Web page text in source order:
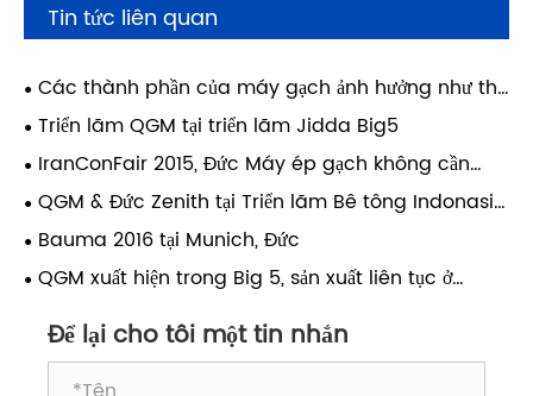
Tin tức liên quan
Các thành phần của máy gạch ảnh hưởng như thế
nào đến độ bền của vật liệu xây dựng?
Triển lãm QGM tại triển lãm Jidda Big5
IranConFair 2015, Đức Máy ép gạch không cần
pallet Zenith đã giành được sự đánh giá cao từ
khách hàng
QGM & Đức Zenith tại Triển lãm Bê tông Indonasia
2015
Bauma 2016 tại Munich, Đức
QGM xuất hiện trong Big 5, sản xuất liên tục ở
Để lại cho tôi một tin nhắn